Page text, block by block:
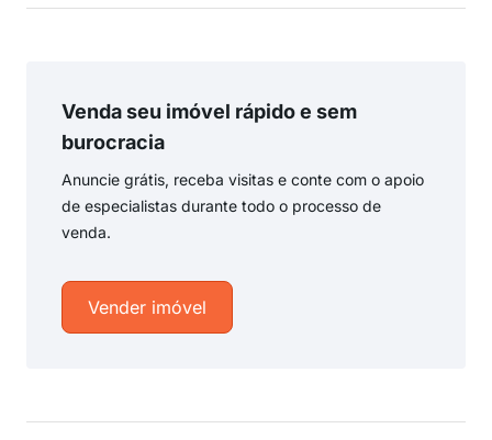
Venda seu imóvel rápido e sem
burocracia
Anuncie grátis, receba visitas e conte com o apoio
de especialistas durante todo o processo de
venda.
Vender imóvel